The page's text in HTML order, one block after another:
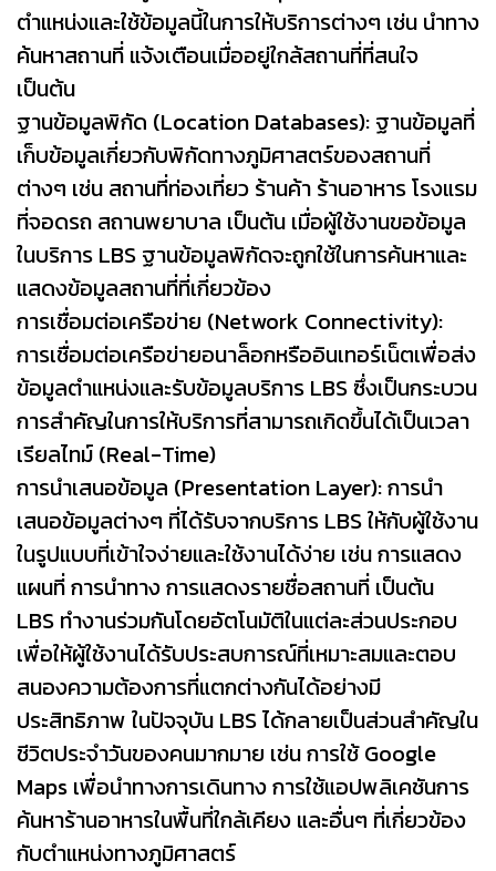
ตำแหน่งและใช้ข้อมูลนี้ในการให้บริการต่างๆ เช่น นำทาง
ค้นหาสถานที่ แจ้งเตือนเมื่ออยู่ใกล้สถานที่ที่สนใจ
เป็นต้น
ฐานข้อมูลพิกัด (Location Databases): ฐานข้อมูลที่
เก็บข้อมูลเกี่ยวกับพิกัดทางภูมิศาสตร์ของสถานที่
ต่างๆ เช่น สถานที่ท่องเที่ยว ร้านค้า ร้านอาหาร โรงแรม
ที่จอดรถ สถานพยาบาล เป็นต้น เมื่อผู้ใช้งานขอข้อมูล
ในบริการ LBS ฐานข้อมูลพิกัดจะถูกใช้ในการค้นหาและ
แสดงข้อมูลสถานที่ที่เกี่ยวข้อง
การเชื่อมต่อเครือข่าย (Network Connectivity):
การเชื่อมต่อเครือข่ายอนาล็อกหรืออินเทอร์เน็ตเพื่อส่ง
ข้อมูลตำแหน่งและรับข้อมูลบริการ LBS ซึ่งเป็นกระบวน
การสำคัญในการให้บริการที่สามารถเกิดขึ้นได้เป็นเวลา
เรียลไทม์ (Real-Time)
การนำเสนอข้อมูล (Presentation Layer): การนำ
เสนอข้อมูลต่างๆ ที่ได้รับจากบริการ LBS ให้กับผู้ใช้งาน
ในรูปแบบที่เข้าใจง่ายและใช้งานได้ง่าย เช่น การแสดง
แผนที่ การนำทาง การแสดงรายชื่อสถานที่ เป็นต้น
LBS ทำงานร่วมกันโดยอัตโนมัติในแต่ละส่วนประกอบ
เพื่อให้ผู้ใช้งานได้รับประสบการณ์ที่เหมาะสมและตอบ
สนองความต้องการที่แตกต่างกันได้อย่างมี
ประสิทธิภาพ ในปัจจุบัน LBS ได้กลายเป็นส่วนสำคัญใน
ชีวิตประจำวันของคนมากมาย เช่น การใช้ Google
Maps เพื่อนำทางการเดินทาง การใช้แอปพลิเคชันการ
ค้นหาร้านอาหารในพื้นที่ใกล้เคียง และอื่นๆ ที่เกี่ยวข้อง
กับตำแหน่งทางภูมิศาสตร์